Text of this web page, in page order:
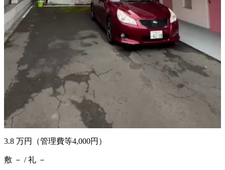
3.8 万円 （管理費等4,000円）
敷 － / 礼 －